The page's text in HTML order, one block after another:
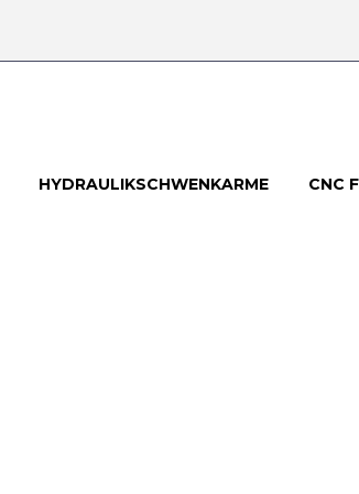
HYDRAULIKSCHWENKARME CNC